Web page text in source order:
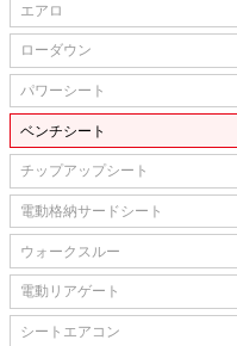
エアロ
ローダウン
パワーシート
ベンチシート
チップアップシート
電動格納サードシート
ウォークスルー
電動リアゲート
シートエアコン